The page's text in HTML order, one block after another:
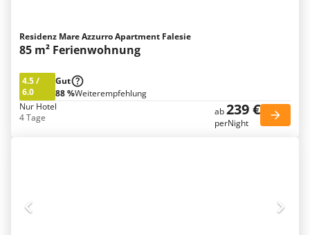
Residenz Mare Azzurro Apartment Falesie
85 m² Ferienwohnung
4.5/
6.0
Gut
88 %Weiterempfehlung
Nur Hotel
4 Tage
ab239 €
perNight